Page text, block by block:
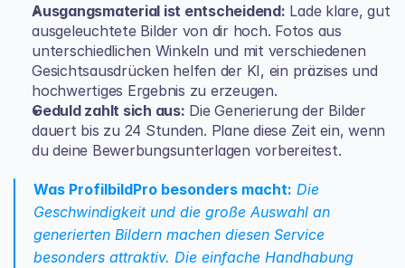
Ausgangsmaterial ist entscheidend: Lade klare, gut
ausgeleuchtete Bilder von dir hoch. Fotos aus
unterschiedlichen Winkeln und mit verschiedenen
Gesichtsausdrücken helfen der KI, ein präzises und
hochwertiges Ergebnis zu erzeugen.
Geduld zahlt sich aus: Die Generierung der Bilder
dauert bis zu 24 Stunden. Plane diese Zeit ein, wenn
du deine Bewerbungsunterlagen vorbereitest.
Was ProfilbildPro besonders macht: Die
Geschwindigkeit und die große Auswahl an
generierten Bildern machen diesen Service
besonders attraktiv. Die einfache Handhabung